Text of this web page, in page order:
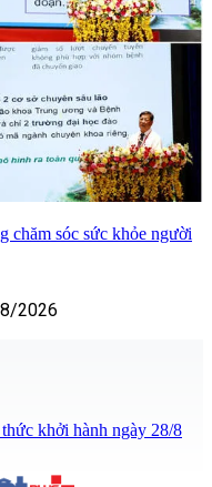
chăm sóc sức khỏe người
2026
khởi hành ngày 28/8